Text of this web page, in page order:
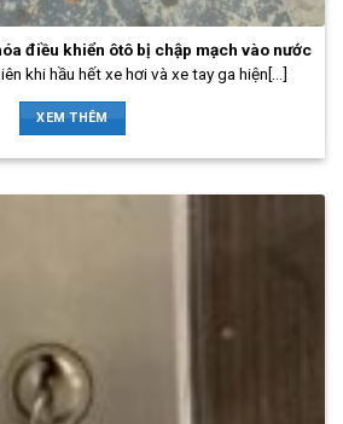
điều khiển ôtô bị chập mạch vào nước
khi hầu hết xe hơi và xe tay ga hiện[...]
XEM THÊM